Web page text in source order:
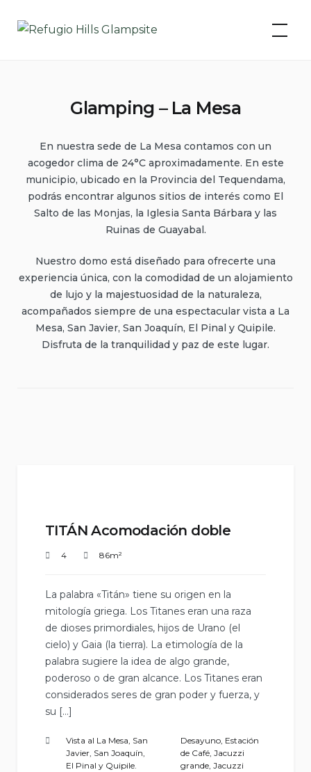
Glamping – La Mesa
En nuestra sede de La Mesa contamos con un
acogedor clima de 24°C aproximadamente. En este
municipio, ubicado en la Provincia del Tequendama,
podrás encontrar algunos sitios de interés como El
Salto de las Monjas, la Iglesia Santa Bárbara y las
Ruinas de Guayabal.
Nuestro domo está diseñado para ofrecerte una
experiencia única, con la comodidad de un alojamiento
de lujo y la majestuosidad de la naturaleza,
acompañados siempre de una espectacular vista a La
Mesa, San Javier, San Joaquín, El Pinal y Quipile.
Disfruta de la tranquilidad y paz de este lugar.
TITÁN Acomodación doble
4 86m²
La palabra «Titán» tiene su origen en la
mitología griega. Los Titanes eran una raza
de dioses primordiales, hijos de Urano (el
cielo) y Gaia (la tierra). La etimología de la
palabra sugiere la idea de algo grande,
poderoso o de gran alcance. Los Titanes eran
considerados seres de gran poder y fuerza, y
su […]
Vista al La Mesa, San
Javier, San Joaquín,
El Pinal y Quipile.
Desayuno, Estación
de Café, Jacuzzi
grande, Jacuzzi